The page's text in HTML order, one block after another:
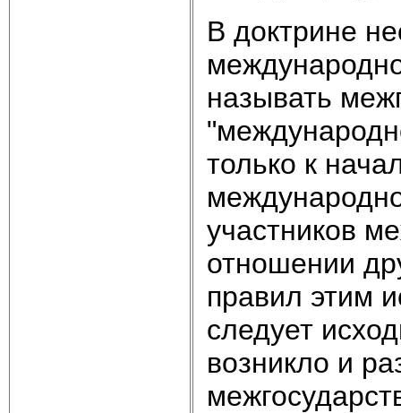
В доктрине
называть
только к
участников
отношении
правил этим
следует
возникло и